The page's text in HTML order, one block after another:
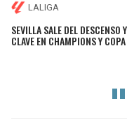
LALIGA
SEVILLA SALE DEL
CLAVE EN CHAMPIONS Y